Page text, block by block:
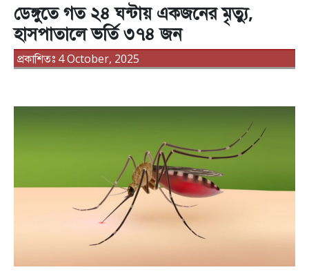
ডেঙ্গুতে গত ২৪ ঘন্টায় একজনের মৃত্যু,
হাসপাতালে ভর্তি ৩৭৪ জন
প্রকাশিতঃ 4 October, 2025